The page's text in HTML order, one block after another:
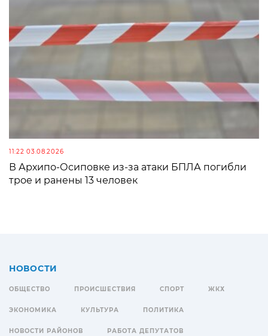
11:22 03.08.2026
В Архипо-Осиповке из-за атаки БПЛА погибли
трое и ранены 13 человек
НОВОСТИ
ОБЩЕСТВО ПРОИСШЕСТВИЯ СПОРТ ЖКХ
ЭКОНОМИКА КУЛЬТУРА ПОЛИТИКА
НОВОСТИ РАЙОНОВ РАБОТА ДЕПУТАТОВ